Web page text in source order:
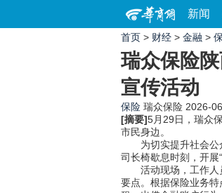
新闻
首页 > 财经 > 金融 >
瑞众保险
宣传活动
保险 瑞众保险 2026-
[摘要]5月29日，瑞众
市民身边。
为切实提升社会公众
司长椅歇息时刻，开展
活动现场，工作人员
要点。根据保险业务